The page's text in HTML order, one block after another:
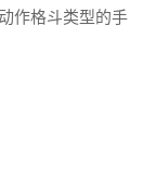
作格斗类型的手